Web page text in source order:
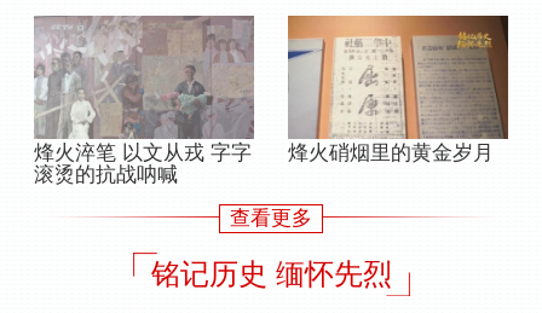
烽火淬笔 以文从戎 字字
滚烫的抗战呐喊
烽火硝烟里的黄金岁月
查看更多
铭记历史 缅怀先烈